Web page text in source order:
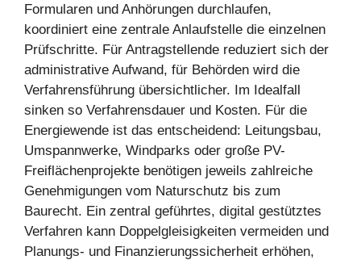
Formularen und Anhörungen durchlaufen,
koordiniert eine zentrale Anlaufstelle die einzelnen
Prüfschritte. Für Antragstellende reduziert sich der
administrative Aufwand, für Behörden wird die
Verfahrensführung übersichtlicher. Im Idealfall
sinken so Verfahrensdauer und Kosten. Für die
Energiewende ist das entscheidend: Leitungsbau,
Umspannwerke, Windparks oder große PV-
Freiflächenprojekte benötigen jeweils zahlreiche
Genehmigungen vom Naturschutz bis zum
Baurecht. Ein zentral geführtes, digital gestütztes
Verfahren kann Doppelgleisigkeiten vermeiden und
Planungs- und Finanzierungssicherheit erhöhen,